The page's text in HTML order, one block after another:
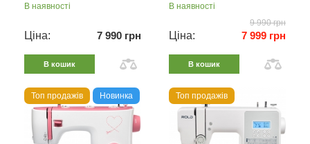
В наявності
Ціна: 7 990 грн
В кошик
В наявності
9 990 грн
Ціна: 7 999 грн
В кошик
Топ продажів Новинка Топ продажів